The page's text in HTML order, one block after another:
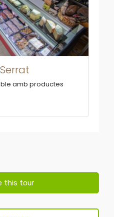
amb productes
this tour